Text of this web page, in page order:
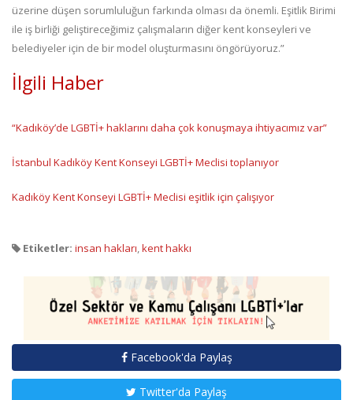
üzerine düşen sorumluluğun farkında olması da önemli. Eşitlik Birimi
ile iş birliği geliştireceğimiz çalışmaların diğer kent konseyleri ve
belediyeler için de bir model oluşturmasını öngörüyoruz.”
İlgili Haber
“Kadıköy’de LGBTİ+ haklarını daha çok konuşmaya ihtiyacımız var”
İstanbul Kadıköy Kent Konseyi LGBTİ+ Meclisi toplanıyor
Kadıköy Kent Konseyi LGBTİ+ Meclisi eşitlik için çalışıyor
Etiketler: insan hakları,kent hakkı
Facebook'da Paylaş
Twitter'da Paylaş